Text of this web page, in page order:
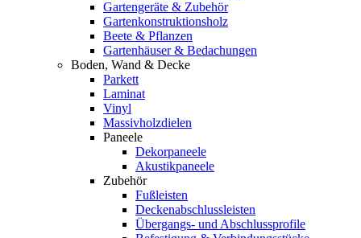
Gartengeräte & Zubehör
Gartenkonstruktionsholz
Beete & Pflanzen
Gartenhäuser & Bedachungen
Boden, Wand & Decke
Parkett
Laminat
Vinyl
Massivholzdielen
Paneele
Dekorpaneele
Akustikpaneele
Zubehör
Fußleisten
Deckenabschlussleisten
Übergangs- und Abschlussprofile